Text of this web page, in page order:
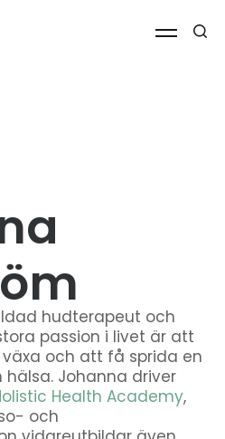
hudterapeut och
passion i livet är att
och att få sprida en
hälsa. Johanna driver
Health Academy,
och